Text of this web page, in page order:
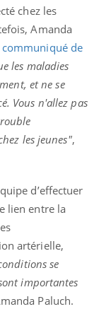
chez les
Amanda
communiqué de
les maladies
et ne se
Vous n'allez pas
les jeunes",
d’effectuer
lien entre la
artérielle,
se
importantes
Paluch.